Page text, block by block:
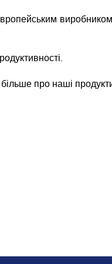
про наші